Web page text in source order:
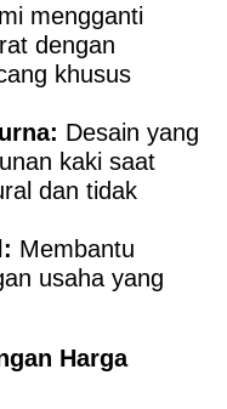
mengganti
dengan
khusus
Desain yang
kaki saat
dan tidak
Membantu
usaha yang
Harga